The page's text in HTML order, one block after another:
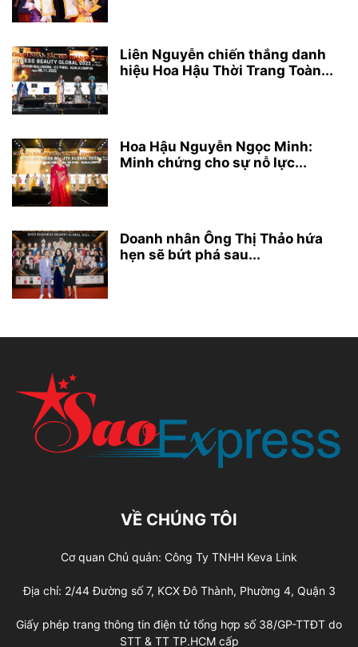
Liên Nguyễn chiến thắng danh
hiệu Hoa Hậu Thời Trang Toàn...
Hoa Hậu Nguyễn Ngọc Minh:
Minh chứng cho sự nỗ lực...
Doanh nhân Ông Thị Thảo hứa
hẹn sẽ bứt phá sau...
VỀ CHÚNG TÔI
Cơ quan Chủ quản: Công Ty TNHH Keva Link
Địa chỉ: 2/44 Đường số 7, KCX Đô Thành, Phường 4, Quận 3
Giấy phép trang thông tin điện tử tổng hợp số 38/GP-TTĐT do
STT & TT TP.HCM cấp